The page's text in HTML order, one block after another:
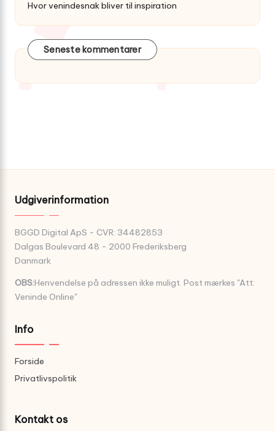
Hvor venindesnak bliver til inspiration
Seneste kommentarer
Udgiverinformation
BGGD Digital ApS - CVR: 34482853
Dalgas Boulevard 48 - 2000 Frederiksberg
Danmark
OBS:Henvendelse på adressen ikke muligt. Post mærkes "Att:
Veninde Online"
Info
Forside
Privatlivspolitik
Kontakt os